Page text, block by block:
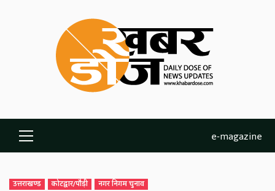
Primary
Menu
e-magazine
उत्तराखण्ड कोटद्वार/पौड़ी नगर निगम चुनाव